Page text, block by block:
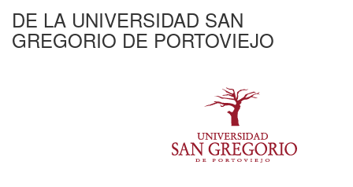
DE LA UNIVERSIDAD SAN
GREGORIO DE PORTOVIEJO